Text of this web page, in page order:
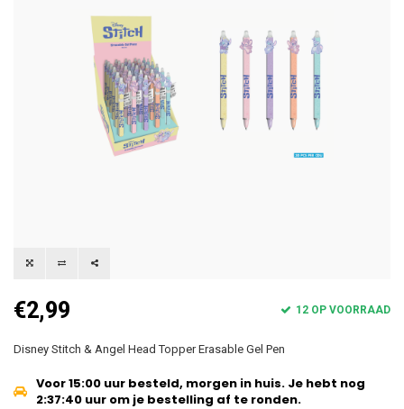
€2,99 12 OP VOORRAAD
Disney Stitch & Angel Head Topper Erasable Gel Pen
Voor 15:00 uur besteld, morgen in huis. Je hebt nog
2:37:39uur om je bestelling af te ronden.